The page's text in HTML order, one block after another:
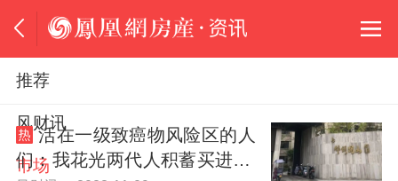
推荐
风财讯
市场
活在一级致癌物风险区的人
们：我花光两代人积蓄买进苏